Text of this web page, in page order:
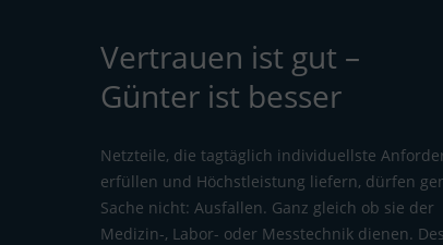
Vertrauen ist gut –
Günter ist besser
Netzteile, die tagtäglich individuellste
erfüllen und Höchstleistung liefern, dürfen
Sache nicht: Ausfallen. Ganz gleich ob sie der
Medizin-, Labor- oder Messtechnik dienen.